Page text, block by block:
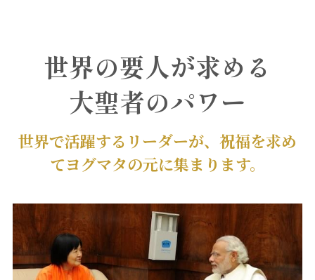
世界の要人が求める
大聖者のパワー
世界で活躍するリーダーが、祝福を求め
てヨグマタの元に集まります。